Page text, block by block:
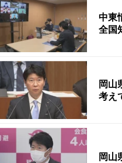
中東
全国
岡山
考え
岡山